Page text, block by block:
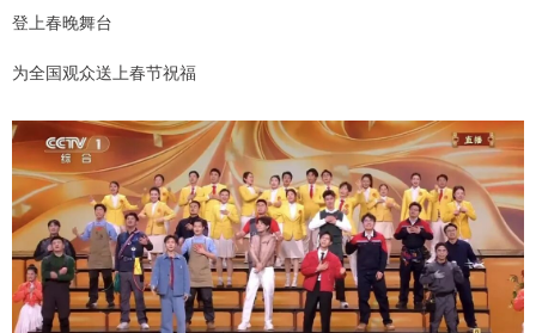
登上春晚舞台
为全国观众送上春节祝福